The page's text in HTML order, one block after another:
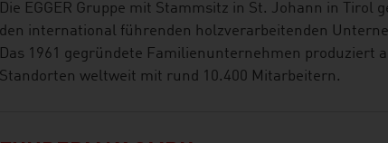
Die EGGER Gruppe mit Stammsitz in St. Johann in Tirol
den international führenden holzverarbeitenden
Das 1961 gegründete Familienunternehmen produziert
Standorten weltweit mit rund 10.400 Mitarbeitern.